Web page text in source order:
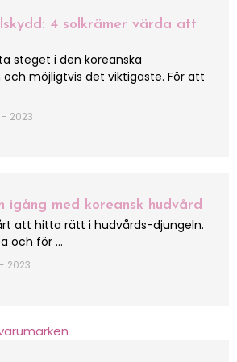
4 solkrämer värda att
steget i den koreanska
möjligtvis det viktigaste. För att
- 2023
igång med koreansk hudvård
att hitta rätt i hudvårds-djungeln.
och för …
2023